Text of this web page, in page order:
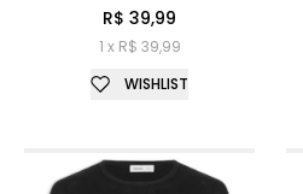
R$ 39,99
1 x R$ 39,99
WISHLIST